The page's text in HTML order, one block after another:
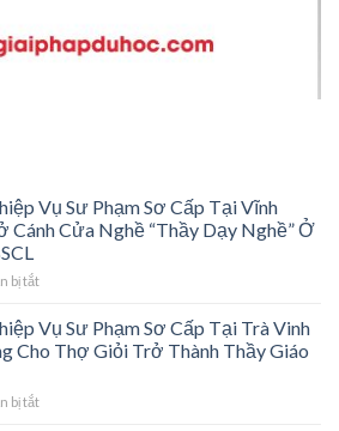
Vụ Sư Phạm Sơ Cấp Tại Vĩnh
Cánh Cửa Nghề “Thầy Dạy Nghề” Ở
bị tắtở
Chỉ
Nghiệp
Vụ
Phạm
Vụ Sư Phạm Sơ Cấp Tại Trà Vinh
Cho Thợ Giỏi Trở Thành Thầy Giáo
bị tắtở